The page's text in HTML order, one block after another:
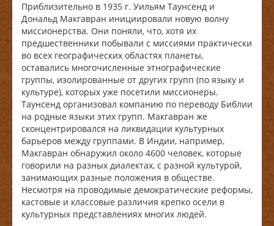
Приблизительно в 1935 г. Уильям Таунсенд и
Дональд Макгавран инициировали новую волну
миссионерства. Они поняли, что, хотя их
предшественники побывали с миссиями практически
во всех географических областях планеты,
оставались многочисленные этнографические
группы, изолированные от других групп (по языку и
культуре), которых уже посетили миссионеры.
Таунсенд организовал компанию по переводу Библии
на родные языки этих групп. Макгавран же
сконцентрировался на ликвидации культурных
барьеров между группами. В Индии, например,
Макгавран обнаружил около 4600 человек, которые
говорили на разных диалектах, с разной культурой,
занимающих разные положения в обществе.
Несмотря на проводимые демократические реформы,
кастовые и классовые различия крепко осели в
культурных представлениях многих людей.